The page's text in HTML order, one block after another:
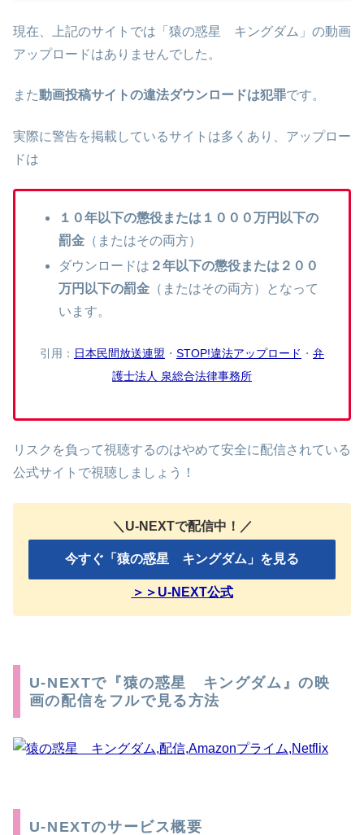
現在、上記のサイトでは「猿の惑星 キングダム」の動画
アップロードはありませんでした。
また動画投稿サイトの違法ダウンロードは犯罪です。
実際に警告を掲載しているサイトは多くあり、アップロー
ドは
１０年以下の懲役または１０００万円以下の
罰金 （またはその両方）
ダウンロードは ２年以下の懲役または２００
万円以下の罰金 （またはその両方）となって
います。
引用： 日本民間放送連盟 ・ STOP!違法アップロード ・ 弁
護士法人 泉総合法律事務所
リスクを負って視聴するのはやめて安全に配信されている
公式サイトで視聴しましょう！
＼U-NEXTで配信中！／
今すぐ「猿の惑星 キングダム」を見る
＞＞U-NEXT公式
U-NEXTで『猿の惑星 キングダム』の映
画の配信をフルで見る方法
U-NEXTのサービス概要